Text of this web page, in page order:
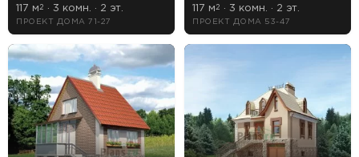
117 м2 · 3 комн. · 2 эт.
ПРОЕКТ ДОМА 71-27
117 м2 · 3 комн. · 2 эт.
ПРОЕКТ ДОМА 53-47
Мансардная
Плоская
Чердачная
Длина